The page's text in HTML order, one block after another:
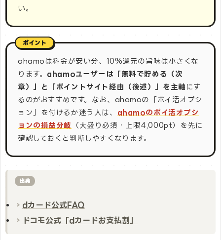
い。
ahamoは料金が安い分、10%還元の旨味は小さくな
ります。 ahamoユーザーは「無料で貯める（次
章）」と「ポイントサイト経由（後述）」を主軸 にす
るのがおすすめです。なお、ahamoの「ポイ活オプシ
ョン」を付けるか迷う人は、 ahamoのポイ活オプシ
ョンの損益分岐
（大盛り必須・上限4,000pt）を先に
確認しておくと判断しやすくなります。
出典
dカード公式FAQ
ドコモ公式「dカードお支払割」